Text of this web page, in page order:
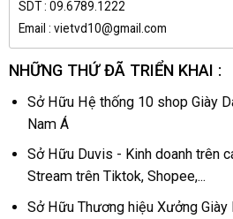
SDT : 09.6789.1222
Email : vietvd10@gmail.com
NHỮNG THỨ ĐÃ TRIỂN KHAI :
Sở Hữu Hệ thống 10 shop Giày
Nam Á
Sở Hữu Duvis - Kinh doanh trên
Stream trên Tiktok, Shopee,...
Sở Hữu Thương hiệu Xưởng Giày